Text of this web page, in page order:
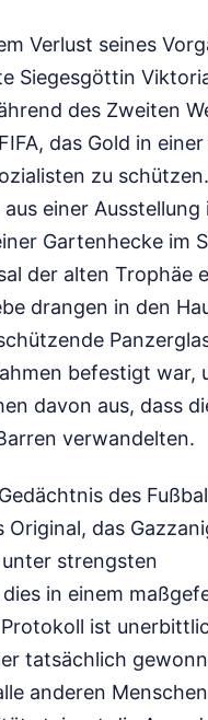
Verlust seines
Siegesgöttin
des Zweiten
das Gold in
zu
einer
Gartenhecke im
der alten Trophäe
drangen in den
befestigt war,
davon aus, dass
verwandelten.
des
das
strengsten
in einem
ist
tatsächlich
anderen